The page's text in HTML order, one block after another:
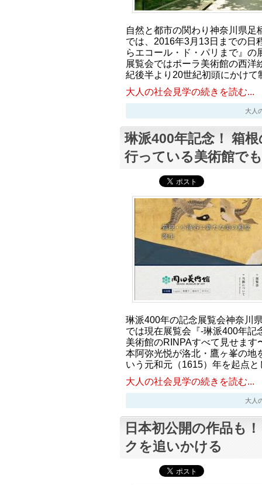
自然と都市の関わり神奈川県足
では、2016年3月13日までの日
らエコール・ド・パリまで』の
展覧会ではポーラ美術館の西洋
紀後半より20世紀初頭にかけ
大人の社会見学の続きを読む...
大人
琳派400年記念！ 箱
行っている美術館で
琳派400年の記念展覧会神奈川
では現在展覧会『-琳派400年記
美術館のRINPAすべて見せます
本阿弥光悦が洛北・鷹ヶ峯の地
いう元和元（1615）年を起点
大人の社会見学の続きを読む...
大人
日本初公開の作品も
クを追いかける